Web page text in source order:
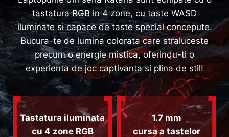
tastatura RGB in 4 zone, cu taste WASD
iluminate si capace de taste special concepute.
Bucura-te de lumina colorata care straluceste
precum o energie mistica, oferindu-ti o
experienta de joc captivanta si plina de stil!
Tastatura iluminata
cu 4 zone RGB
1.7 mm
cursa a tastelor